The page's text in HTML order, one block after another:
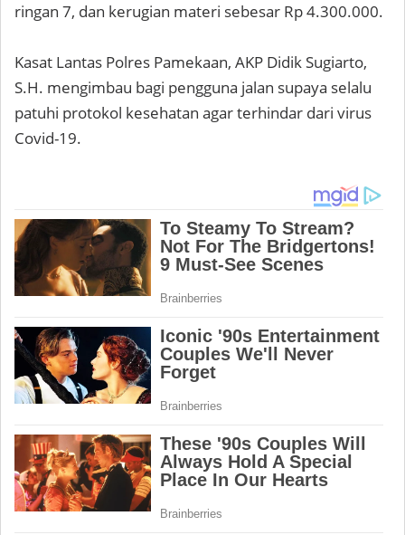
ringan 7, dan kerugian materi sebesar Rp 4.300.000.
Kasat Lantas Polres Pamekaan, AKP Didik Sugiarto,
S.H. mengimbau bagi pengguna jalan supaya selalu
patuhi protokol kesehatan agar terhindar dari virus
Covid-19.